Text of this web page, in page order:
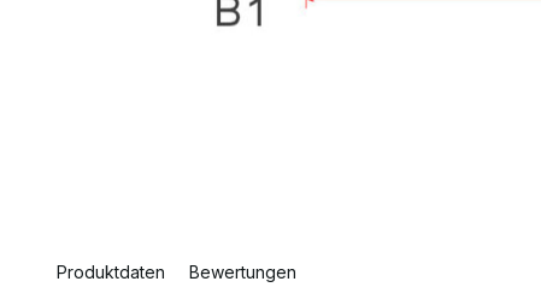
Produktdaten Bewertungen